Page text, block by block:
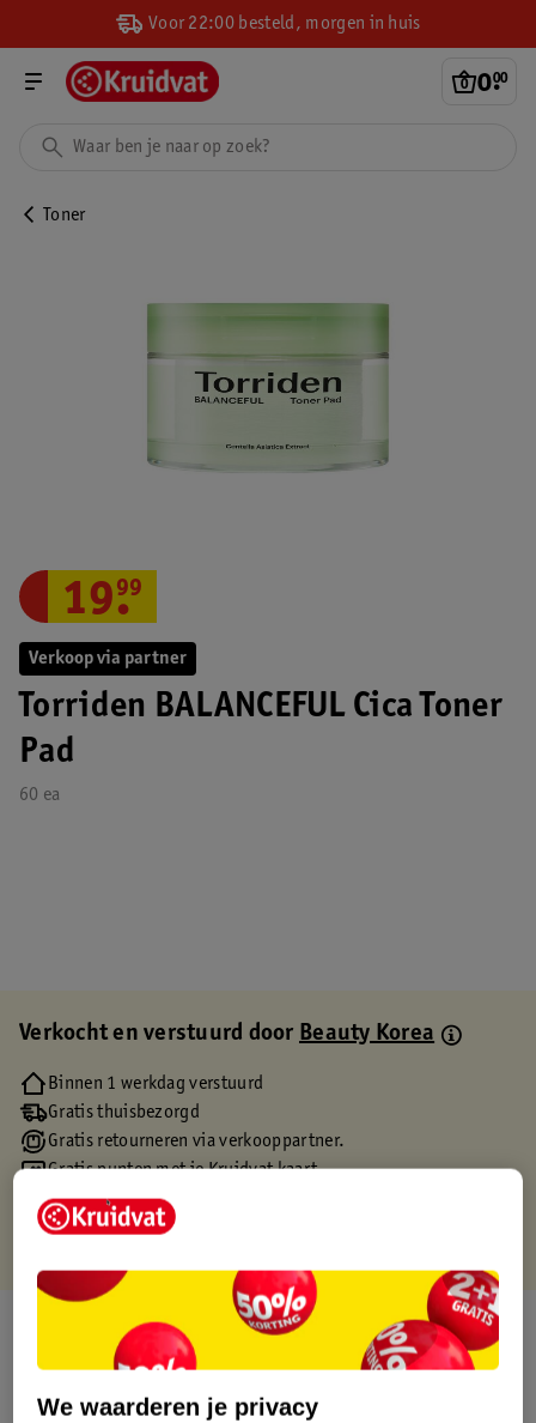
Voor 22:00 besteld, morgen in huis
0.
00
Toner
Verkoop via partner
Torriden BALANCEFUL Cica Toner
Pad
60 ea
19.
99
Verkocht en verstuurd doorBeauty Korea
Binnen 1 werkdag verstuurd
Gratis thuisbezorgd
Gratis retourneren via verkooppartner.
Gratis punten met je Kruidvat kaart
Over dit product
We waarderen je privacy